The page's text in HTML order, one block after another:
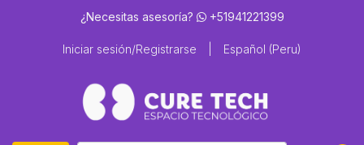
¿Necesitas asesoría? +51941221399
Iniciar sesión/Registrarse Español (Peru)